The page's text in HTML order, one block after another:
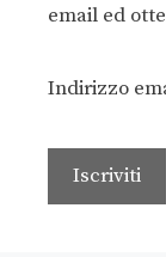
email ed
Indirizzo